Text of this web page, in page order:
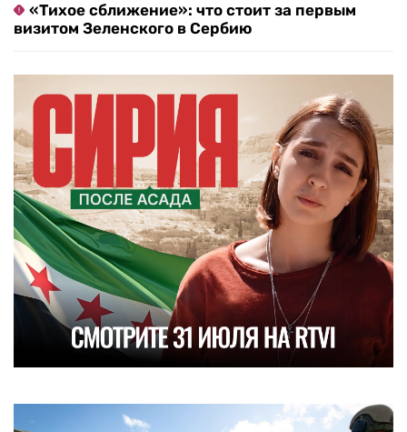
«Тихое сближение»: что стоит за первым
визитом Зеленского в Сербию